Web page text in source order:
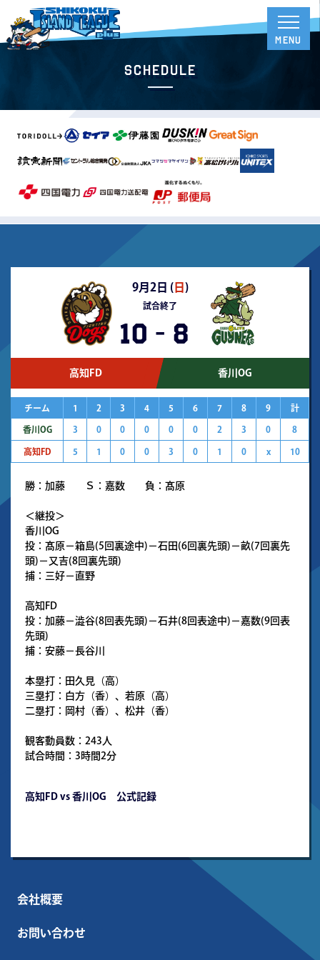
Schedule
9月2日 (日 )
試合終了
10 - 8
高知FD 香川OG
チーム 1 2 3 4 5 6 7 8 9 計
香川OG 3 0 0 0 0 0 2 3 0 8
高知FD 5 1 0 0 3 0 1 0 x 10
勝：加藤 Ｓ：嘉数 負：髙原
＜継投＞
香川OG
投：髙原－箱島(5回裏途中)－石田(6回裏先頭)－畝(7回裏先
頭)－又吉(8回裏先頭)
捕：三好－直野
高知FD
投：加藤－澁谷(8回表先頭)－石井(8回表途中)－嘉数(9回表
先頭)
捕：安藤－長谷川
本塁打：田久見（高）
三塁打：白方（香）、若原（高）
二塁打：岡村（香）、松井（香）
観客動員数：243人
試合時間：3時間2分
高知FD vs 香川OG 公式記録
会社概要
お問い合わせ